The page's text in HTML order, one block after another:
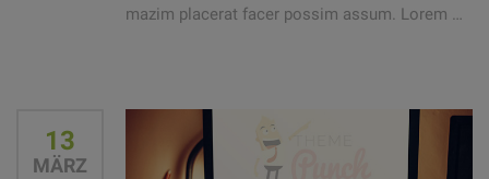
mazim placerat facer possim assum. Lorem …
13
MÄRZ